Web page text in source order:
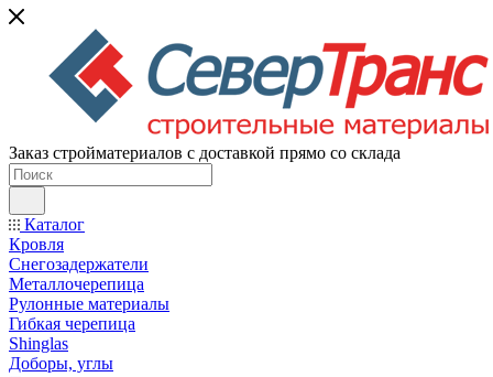
Заказ стройматериалов с доставкой прямо со склада
Каталог
Кровля
Снегозадержатели
Металлочерепица
Рулонные материалы
Гибкая черепица
Shinglas
Доборы, углы